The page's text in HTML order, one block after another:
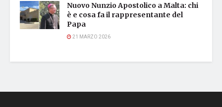
Nuovo Nunzio Apostolico a Malta: chi
è e cosa fa il rappresentante del
Papa
21 MARZO 2026